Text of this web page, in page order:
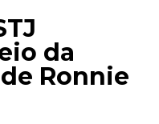
da
Ronnie